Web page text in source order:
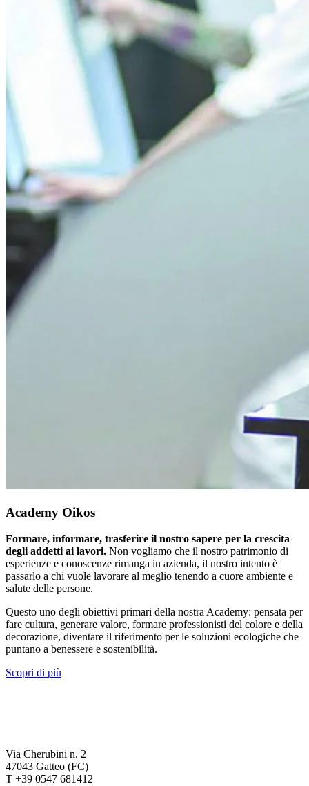
Academy Oikos
Formare, informare, trasferire il nostro sapere per la crescita
degli addetti ai lavori. Non vogliamo che il nostro patrimonio di
esperienze e conoscenze rimanga in azienda, il nostro intento è
passarlo a chi vuole lavorare al meglio tenendo a cuore ambiente e
salute delle persone.
Questo uno degli obiettivi primari della nostra Academy: pensata per
fare cultura, generare valore, formare professionisti del colore e della
decorazione, diventare il riferimento per le soluzioni ecologiche che
puntano a benessere e sostenibilità.
Scopri di più
Via Cherubini n. 2
47043 Gatteo (FC)
T +39 0547 681412